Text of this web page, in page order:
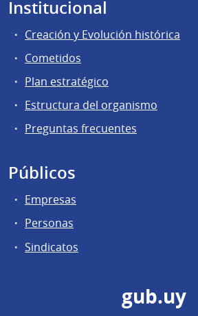
Institucional
Creación y Evolución histórica
Cometidos
Plan estratégico
Estructura del organismo
Preguntas frecuentes
Públicos
Empresas
Personas
Sindicatos
gub.uy